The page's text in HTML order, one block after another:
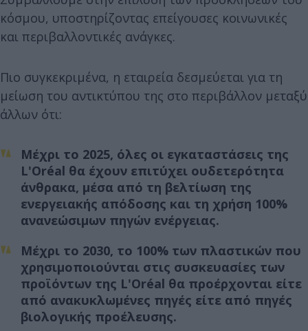
κόσμου, υποστηρίζοντας επείγουσες κοινωνικές
και περιβαλλοντικές ανάγκες.
Πιο συγκεκριμένα, η εταιρεία δεσμεύεται για τη
μείωση του αντικτύπου της στο περιβάλλον μεταξύ
άλλων ότι:
Μέχρι το 2025, όλες οι εγκαταστάσεις της
L'Oréal θα έχουν επιτύχει ουδετερότητα
άνθρακα, μέσα από τη βελτίωση της
ενεργειακής απόδοσης και τη χρήση 100%
ανανεώσιμων πηγών ενέργειας.
Μέχρι το 2030, το 100% των πλαστικών που
χρησιμοποιούνται στις συσκευασίες των
προϊόντων της L'Oréal θα προέρχονται είτε
από ανακυκλωμένες πηγές είτε από πηγές
βιολογικής προέλευσης.